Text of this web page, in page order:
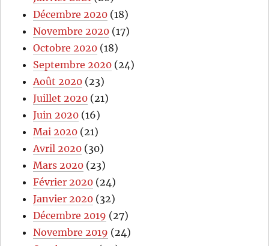
Décembre 2020 (18)
Novembre 2020 (17)
Octobre 2020 (18)
Septembre 2020 (24)
Août 2020 (23)
Juillet 2020 (21)
Juin 2020 (16)
Mai 2020 (21)
Avril 2020 (30)
Mars 2020 (23)
Février 2020 (24)
Janvier 2020 (32)
Décembre 2019 (27)
Novembre 2019 (24)